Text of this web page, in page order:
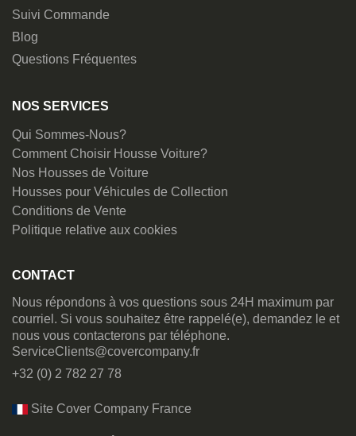
Suivi Commande
Blog
Questions Fréquentes
NOS SERVICES
Qui Sommes-Nous?
Comment Choisir Housse Voiture?
Nos Housses de Voiture
Housses pour Véhicules de Collection
Conditions de Vente
Politique relative aux cookies
CONTACT
Nous répondons à vos questions sous 24H maximum par
courriel. Si vous souhaitez être rappelé(e), demandez le et
nous vous contacterons par téléphone.
ServiceClients@covercompany.fr
+32 (0) 2 782 27 78
Site Cover Company France